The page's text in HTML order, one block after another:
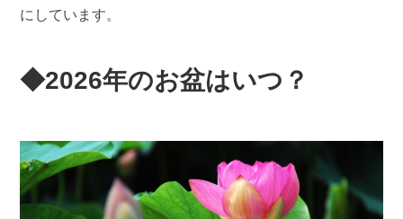
にしています。
◆2026年のお盆はいつ？